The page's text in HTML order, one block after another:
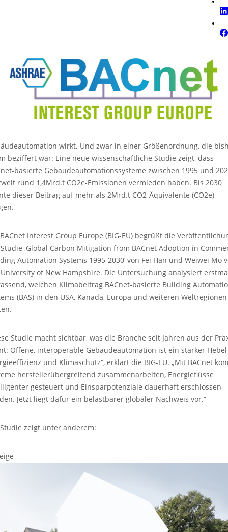
wirkt. Und zwar in einer Größenordnung, die
beziffert war: Eine neue wissenschaftliche Studie zeigt, dass
basierte Gebäudeautomationssysteme zwischen 1995 und
rund 1,4Mrd.t CO2e-Emissionen vermieden haben. Bis 2030
dieser Beitrag auf mehr als 2Mrd.t CO2-Äquivalente (CO2e)
Interest Group Europe (BIG-EU) begrüßt die
‚Global Carbon Mitigation from BACnet Adoption in
Automation Systems 1995-2030‘ von Fei Han und Weiwei Mo
of New Hampshire. Die Untersuchung analysiert
welchen Klimabeitrag BACnet-basierte Building
(BAS) in den USA, Kanada, Europa und weiteren Weltregionen
Studie macht sichtbar, was die Branche seit Jahren aus der
Offene, interoperable Gebäudeautomation ist ein starker
und Klimaschutz“, erklärt die BIG-EU. „Mit BACnet
herstellerübergreifend zusammenarbeiten, Energieflüsse
gesteuert und Einsparpotenziale dauerhaft erschlossen
Jetzt liegt dafür ein belastbarer globaler Nachweis vor.“
zeigt unter anderem: